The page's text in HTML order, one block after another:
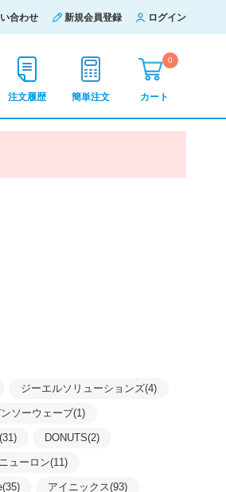
合わせ 新規会員登録 ログイン
注文履歴 簡単注文
0
カート
ジーエルソリューションズ(4)
ソーウェーブ(1)
DONUTS(2)
ニューロン(11)
アイニックス(93)